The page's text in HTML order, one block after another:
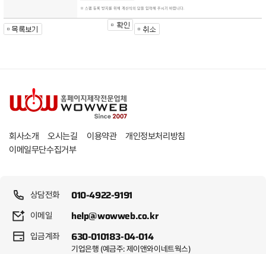
※ 스팸 등록 방지를 위해 계산식의 답을 입력해 주시기 바랍니다.
회사소개 오시는길 이용약관 개인정보처리방침
이메일무단수집거부
상담전화 010-4922-9191
이메일 help@wowweb.co.kr
입금계좌 630-010183-04-014
기업은행 (예금주: 제이앤와이네트웍스)